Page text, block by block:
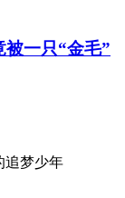
被一只“金毛”